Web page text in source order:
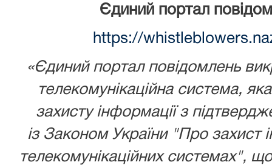
Єдиний портал
https://
«Єдиний портал повідомлень
телекомунікаційна система,
захисту інформації з
із Законом України"Про захист
телекомунікаційних системах",